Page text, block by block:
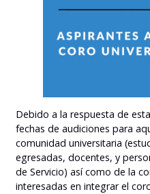
Debido a la respuesta de
fechas de audiciones para
comunidad universitaria
egresadas, docentes, y
de Servicio) así como de la
interesadas en integrar el